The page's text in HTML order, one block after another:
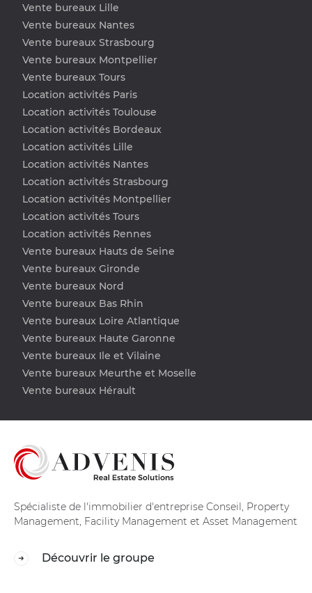
Vente bureaux Lille
Vente bureaux Nantes
Vente bureaux Strasbourg
Vente bureaux Montpellier
Vente bureaux Tours
Location activités Paris
Location activités Toulouse
Location activités Bordeaux
Location activités Lille
Location activités Nantes
Location activités Strasbourg
Location activités Montpellier
Location activités Tours
Location activités Rennes
Vente bureaux Hauts de Seine
Vente bureaux Gironde
Vente bureaux Nord
Vente bureaux Bas Rhin
Vente bureaux Loire Atlantique
Vente bureaux Haute Garonne
Vente bureaux Ile et Vilaine
Vente bureaux Meurthe et Moselle
Vente bureaux Hérault
Spécialiste de l'immobilier d'entreprise Conseil, Property
Management, Facility Management et Asset Management
Découvrir le groupe